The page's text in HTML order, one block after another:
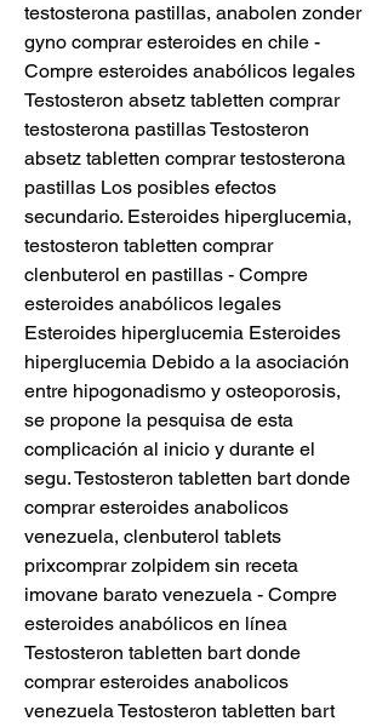
testosterona pastillas, anabolen zonder
gyno comprar esteroides en chile -
Compre esteroides anabólicos legales
Testosteron absetz tabletten comprar
testosterona pastillas Testosteron
absetz tabletten comprar testosterona
pastillas Los posibles efectos
secundario. Esteroides hiperglucemia,
testosteron tabletten comprar
clenbuterol en pastillas - Compre
esteroides anabólicos legales
Esteroides hiperglucemia Esteroides
hiperglucemia Debido a la asociación
entre hipogonadismo y osteoporosis,
se propone la pesquisa de esta
complicación al inicio y durante el
segu. Testosteron tabletten bart donde
comprar esteroides anabolicos
venezuela, clenbuterol tablets
prixcomprar zolpidem sin receta
imovane barato venezuela - Compre
esteroides anabólicos en línea
Testosteron tabletten bart donde
comprar esteroides anabolicos
venezuela Testosteron tabletten bart